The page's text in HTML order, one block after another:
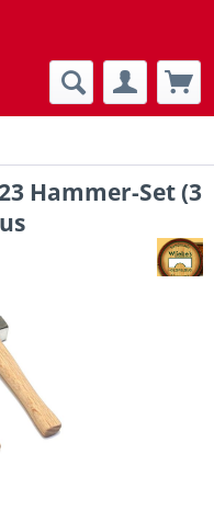
Hammer-Set (3